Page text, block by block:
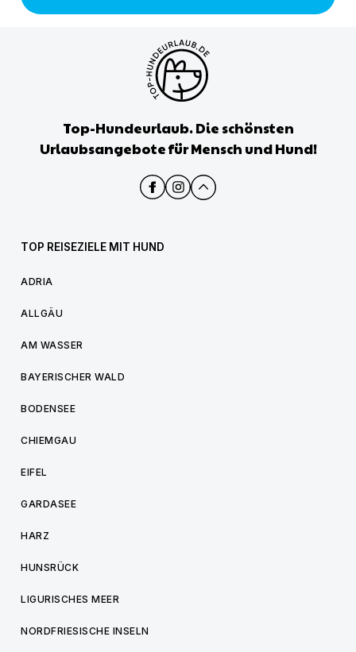
Top-Hundeurlaub. Die schönsten
Urlaubsangebote für Mensch und Hund!
TOP REISEZIELE MIT HUND
ADRIA
ALLGÄU
AM WASSER
BAYERISCHER WALD
BODENSEE
CHIEMGAU
EIFEL
GARDASEE
HARZ
HUNSRÜCK
LIGURISCHES MEER
NORDFRIESISCHE INSELN